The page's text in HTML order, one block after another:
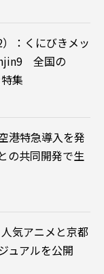
：くにびきメッ
全国の
集
港特急導入を発
の共同開発で生
気アニメと京都
ュアルを公開